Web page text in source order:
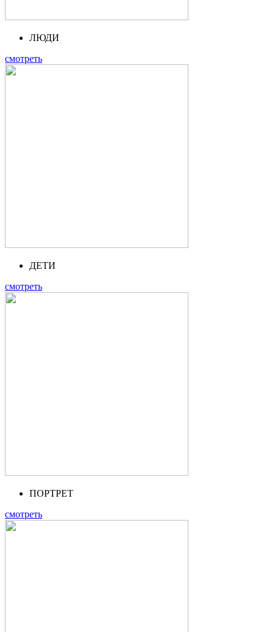
ЛЮДИ
смотреть
ДЕТИ
смотреть
ПОРТРЕТ
смотреть